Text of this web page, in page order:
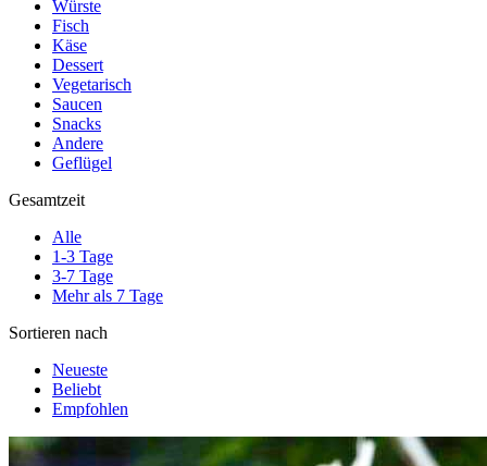
Würste
Fisch
Käse
Dessert
Vegetarisch
Saucen
Snacks
Andere
Geflügel
Gesamtzeit
Alle
1-3 Tage
3-7 Tage
Mehr als 7 Tage
Sortieren nach
Neueste
Beliebt
Empfohlen